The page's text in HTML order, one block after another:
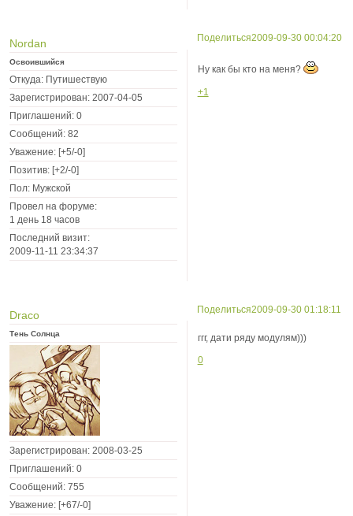
Поделиться2009-09-30 00:04:20
Nordan
Освоившийся
Откуда: Путишествую
Зарегистрирован: 2007-04-05
Приглашений: 0
Сообщений: 82
Уважение: [+5/-0]
Позитив: [+2/-0]
Пол: Мужской
Провел на форуме:
1 день 18 часов
Последний визит:
2009-11-11 23:34:37
Ну как бы кто на меня?
+1
Поделиться2009-09-30 01:18:11
Draco
Тень Солнца
Зарегистрирован: 2008-03-25
Приглашений: 0
Сообщений: 755
Уважение: [+67/-0]
ггг, дати ряду модулям)))
0